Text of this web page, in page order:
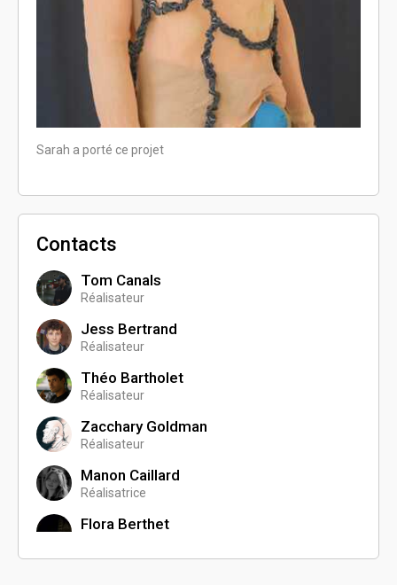
Sarah a porté ce projet
Contacts
Tom Canals
Réalisateur
Jess Bertrand
Réalisateur
Théo Bartholet
Réalisateur
Zacchary Goldman
Réalisateur
Manon Caillard
Réalisatrice
Flora Berthet